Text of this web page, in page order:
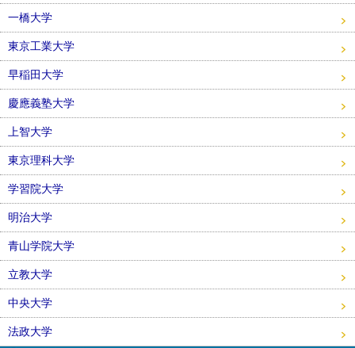
一橋大学
東京工業大学
早稲田大学
慶應義塾大学
上智大学
東京理科大学
学習院大学
明治大学
青山学院大学
立教大学
中央大学
法政大学